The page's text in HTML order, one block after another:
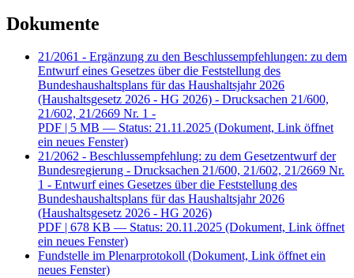
Dokumente
21/2061 - Ergänzung zu den Beschlussempfehlungen: zu dem
Entwurf eines Gesetzes über die Feststellung des
Bundeshaushaltsplans für das Haushaltsjahr 2026
(Haushaltsgesetz 2026 - HG 2026) - Drucksachen 21/600,
21/602, 21/2669 Nr. 1 -
PDF | 5 MB — Status: 21.11.2025 (Dokument, Link öffnet
ein neues Fenster)
21/2062 - Beschlussempfehlung: zu dem Gesetzentwurf der
Bundesregierung - Drucksachen 21/600, 21/602, 21/2669 Nr.
1 - Entwurf eines Gesetzes über die Feststellung des
Bundeshaushaltsplans für das Haushaltsjahr 2026
(Haushaltsgesetz 2026 - HG 2026)
PDF | 678 KB — Status: 20.11.2025 (Dokument, Link öffnet
ein neues Fenster)
Fundstelle im Plenarprotokoll (Dokument, Link öffnet ein
neues Fenster)